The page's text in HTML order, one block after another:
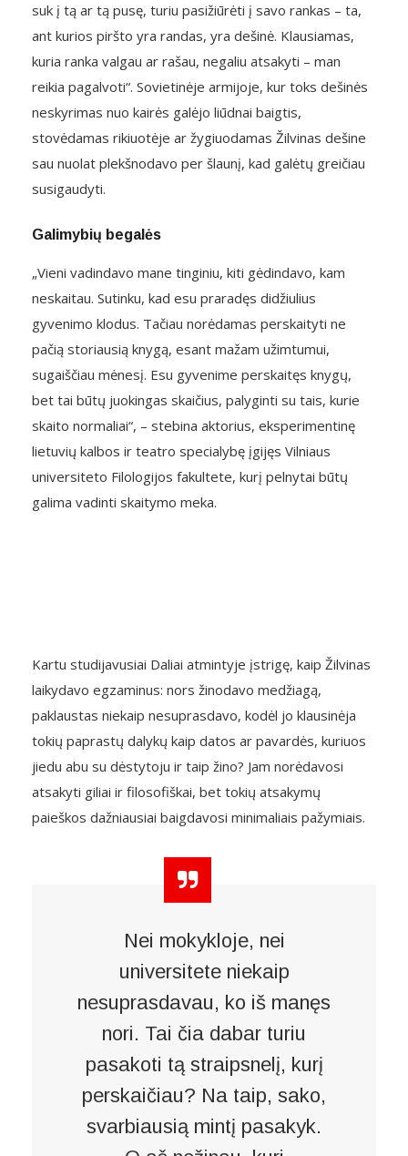
suk į tą ar tą pusę, turiu pasižiūrėti į savo rankas – ta,
ant kurios piršto yra randas, yra dešinė. Klausiamas,
kuria ranka valgau ar rašau, negaliu atsakyti – man
reikia pagalvoti“. Sovietinėje armijoje, kur toks dešinės
neskyrimas nuo kairės galėjo liūdnai baigtis,
stovėdamas rikiuotėje ar žygiuodamas Žilvinas dešine
sau nuolat plekšnodavo per šlaunį, kad galėtų greičiau
susigaudyti.
Galimybių begalės
„Vieni vadindavo mane tinginiu, kiti gėdindavo, kam
neskaitau. Sutinku, kad esu praradęs didžiulius
gyvenimo klodus. Tačiau norėdamas perskaityti ne
pačią storiausią knygą, esant mažam užimtumui,
sugaiščiau mėnesį. Esu gyvenime perskaitęs knygų,
bet tai būtų juokingas skaičius, palyginti su tais, kurie
skaito normaliai“, – stebina aktorius, eksperimentinę
lietuvių kalbos ir teatro specialybę įgijęs Vilniaus
universiteto Filologijos fakultete, kurį pelnytai būtų
galima vadinti skaitymo meka.
Kartu studijavusiai Daliai atmintyje įstrigę, kaip Žilvinas
laikydavo egzaminus: nors žinodavo medžiagą,
paklaustas niekaip nesuprasdavo, kodėl jo klausinėja
tokių paprastų dalykų kaip datos ar pavardės, kuriuos
jiedu abu su dėstytoju ir taip žino? Jam norėdavosi
atsakyti giliai ir filosofiškai, bet tokių atsakymų
paieškos dažniausiai baigdavosi minimaliais pažymiais.
Nei mokykloje, nei
universitete niekaip
nesuprasdavau, ko iš manęs
nori. Tai čia dabar turiu
pasakoti tą straipsnelį, kurį
perskaičiau? Na taip, sako,
svarbiausią mintį pasakyk.